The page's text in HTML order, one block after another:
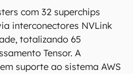
com 32 superchips
interconectores NVLink
totalizando 65
Tensor. A
suporte ao sistema AWS